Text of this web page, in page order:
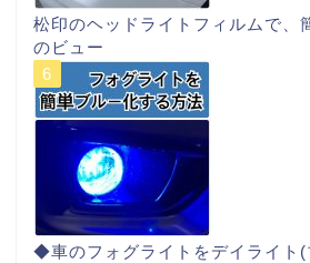
松印のヘッドライトフィルムで、
のビュー
◆車のフォグライトをデイライト(